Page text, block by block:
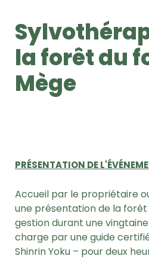
la forêt du
Mège
PRÉSENTATION DE
Accueil par le propriétaire
une présentation de la forêt
gestion durant une
charge par une guide
Shinrin Yoku – pour deux